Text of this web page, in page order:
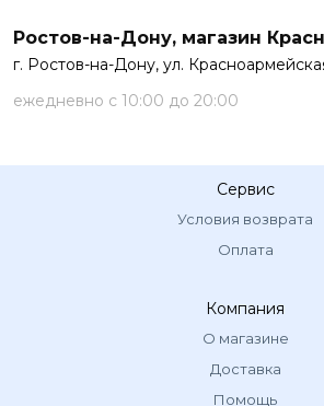
Ростов-на-Дону, магазин
г. Ростов-на-Дону, ул.
ежедневно с 10:00 до 20:00
Сервис
Условия возврата
Оплата
Компания
О магазине
Доставка
Помощь